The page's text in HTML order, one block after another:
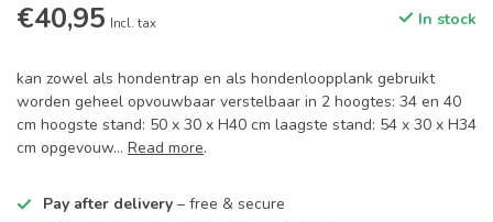
€40,95 Incl. tax In stock
kan zowel als hondentrap en als hondenloopplank gebruikt
worden geheel opvouwbaar verstelbaar in 2 hoogtes: 34 en 40
cm hoogste stand: 50 x 30 x H40 cm laagste stand: 54 x 30 x H34
cm opgevouw... Read more.
Pay after delivery – free & secure